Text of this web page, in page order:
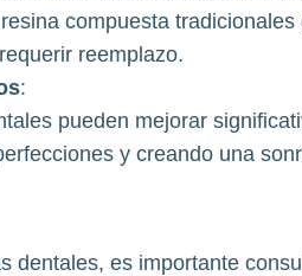
compuesta
reemplazo.
:
pueden mejorar
y creando una
dentales, es importante